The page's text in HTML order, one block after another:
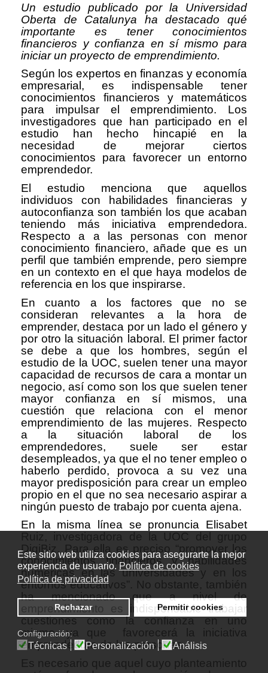
Este sitio web utiliza cookies para asegurarte la mejor
experiencia de usuario. Política de cookies
Política de privacidad
Rechazar Permitir cookies
Configuración:
Técnicas Personalización Análisis
Un estudio publicado por la Universidad
Oberta de Catalunya ha destacado qué
importante es tener conocimientos
financieros y confianza en sí mismo para
iniciar un proyecto de emprendimiento.
Según los expertos en finanzas y economía
empresarial, es indispensable tener
conocimientos financieros y matemáticos
para impulsar el emprendimiento. Los
investigadores que han participado en el
estudio han hecho hincapié en la
necesidad de mejorar ciertos
conocimientos para favorecer un entorno
emprendedor.
El estudio menciona que aquellos
individuos con habilidades financieras y
autoconfianza son también los que acaban
teniendo más iniciativa emprendedora.
Respecto a a las personas con menor
conocimiento financiero, añade que es un
perfil que también emprende, pero siempre
en un contexto en el que haya modelos de
referencia en los que inspirarse.
En cuanto a los factores que no se
consideran relevantes a la hora de
emprender, destaca por un lado el género y
por otro la situación laboral. El primer factor
se debe a que los hombres, según el
estudio de la UOC, suelen tener una mayor
capacidad de recursos de cara a montar un
negocio, así como son los que suelen tener
mayor confianza en sí mismos, una
cuestión que relaciona con el menor
emprendimiento de las mujeres. Respecto
a la situación laboral de los
emprendedores, suele ser estar
desempleados, ya que el no tener empleo o
haberlo perdido, provoca a su vez una
mayor predisposición para crear un empleo
propio en el que no sea necesario aspirar a
ningún puesto de trabajo por cuenta ajena.
En la misma línea se pronuncia Elisabet
Ruiz, investigadora de la UOC del grupo
DigiBiz. Para ella es preciso “promover los
conocimientos financieros y habilidades
numéricas en las universidades y en los
entornos educativos”. No obstante, también
ha mencionado que a nivel de
emprendimiento es indispensable trabajar
cuestiones como la confianza en uno
mismo, ya que favorecerá la iniciativa
emprendedora de las personas.
Es necesario que aquel cuyo planteamiento